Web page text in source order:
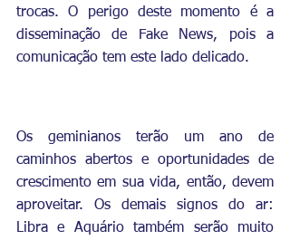
trocas. O perigo deste momento é a
disseminação de Fake News, pois a
comunicação tem este lado delicado.
Os geminianos terão um ano de
caminhos abertos e oportunidades de
crescimento em sua vida, então, devem
aproveitar. Os demais signos do ar:
Libra e Aquário também serão muito